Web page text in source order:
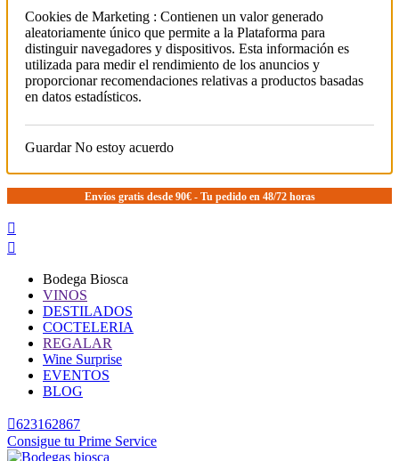
Cookies de Marketing : Contienen un valor generado
aleatoriamente único que permite a la Plataforma para
distinguir navegadores y dispositivos. Esta información es
utilizada para medir el rendimiento de los anuncios y
proporcionar recomendaciones relativas a productos basadas
en datos estadísticos.
GuardarNo estoy acuerdo
Envíos gratis desde 90€ - Tu pedido en 48/72 horas


Bodega Biosca
VINOS
DESTILADOS
COCTELERIA
REGALAR
Wine Surprise
EVENTOS
BLOG
623162867
Consigue tu Prime Service